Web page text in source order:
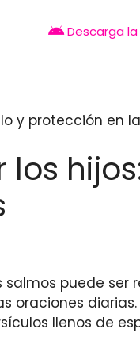
Descarga
y protección en
puede
llenos de